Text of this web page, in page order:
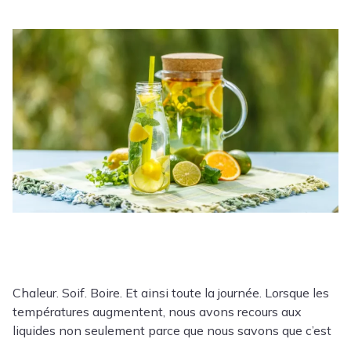
Chaleur. Soif. Boire. Et ainsi toute la journée. Lorsque les
températures augmentent, nous avons recours aux
liquides non seulement parce que nous savons que c’est